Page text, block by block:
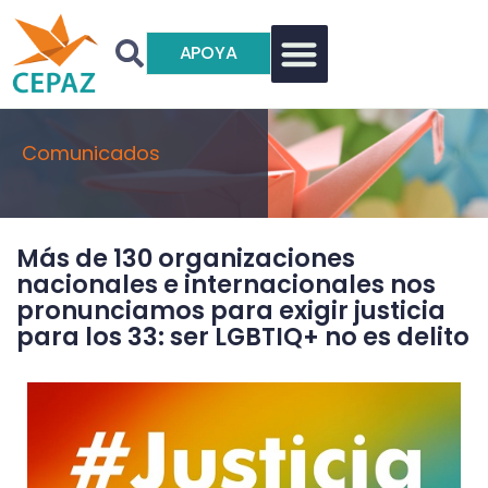
APOYA
Comunicados
Más de 130 organizaciones
nacionales e internacionales nos
pronunciamos para exigir justicia
para los 33: ser LGBTIQ+ no es delito